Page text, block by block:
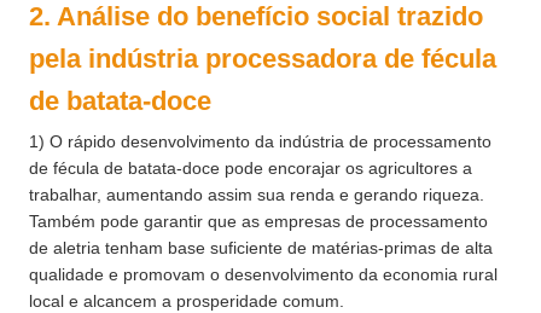
2. Análise do benefício social trazido
pela indústria processadora de fécula
de batata-doce
1) O rápido desenvolvimento da indústria de processamento
de fécula de batata-doce pode encorajar os agricultores a
trabalhar, aumentando assim sua renda e gerando riqueza.
Também pode garantir que as empresas de processamento
de aletria tenham base suficiente de matérias-primas de alta
qualidade e promovam o desenvolvimento da economia rural
local e alcancem a prosperidade comum.